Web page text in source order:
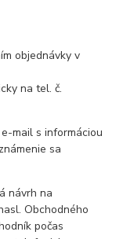
objednávky v
na tel. č.
mail s informáciou
sa
návrh na
Obchodného
počas